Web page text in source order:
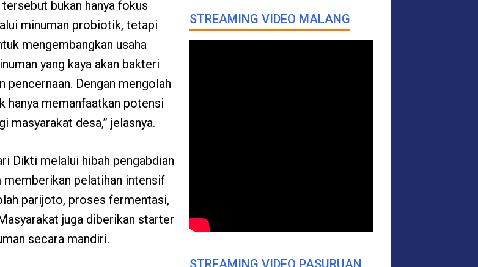
tersebut bukan hanya fokus
minuman probiotik, tetapi
mengembangkan usaha
yang kaya akan bakteri
pencernaan. Dengan mengolah
memanfaatkan potensi
masyarakat desa,” jelasnya.
Dikti melalui hibah pengabdian
memberikan pelatihan intensif
parijoto, proses fermentasi,
juga diberikan starter
secara mandiri.
STREAMING VIDEO MALANG
STREAMING VIDEO PASURUAN